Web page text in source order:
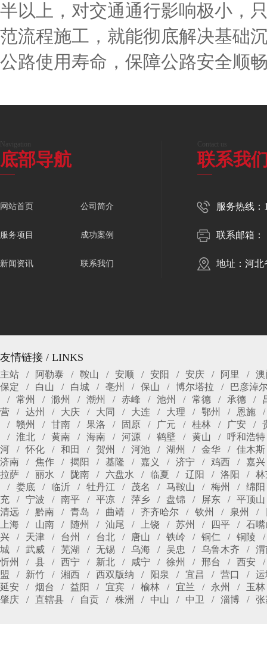
半以上，对交通通行影响极小，
范流程施工，就能彻底解决基础
公路使用寿命，保障公路安全顺
底部导航
网站首页 公司简介
服务项目 成功案例
新闻资讯 联系我们
联系我
服务热线：
联系邮箱：
地址：河北
友情链接 / LINKS
主站 阿勒泰 鞍山 安顺 安阳 安庆 阿里
澳
保定
白山 白城 亳州 保山 博尔塔拉
巴彦淖
常州
滁州 潮州 赤峰 池州 常德 承德
营
达州 大庆 大同 大连 大理 鄂州
恩施
赣州
甘南 果洛 固原 广元 桂林 广安
淮北
黄南 海南 河源 鹤壁 黄山
呼和浩特
河
怀化 和田 贺州 河池 湖州 金华
佳木斯
济南
焦作 揭阳 基隆 嘉义 济宁 鸡西
嘉兴
拉萨
丽水 陇南 六盘水 临夏 辽阳 洛阳
林
娄底
临沂 牡丹江 茂名 马鞍山 梅州
绵阳
充
宁波 南平 平凉 萍乡 盘锦 屏东
平顶山
清远
黔南 青岛 曲靖 齐齐哈尔 钦州 泉州
上海
山南 随州 汕尾 上饶 苏州 四平
石嘴
兴
天津 台州 台北 唐山 铁岭 铜仁
铜陵
城
武威 芜湖 无锡 乌海 吴忠 乌鲁木齐
渭
忻州
县 西宁 新北 咸宁 徐州 邢台
西安
盟
新竹 湘西 西双版纳 阳泉 宜昌 营口
运
延安
烟台 益阳 宜宾 榆林 宜兰 永州
玉林
肇庆
直辖县 自贡 株洲 中山 中卫 淄博 张